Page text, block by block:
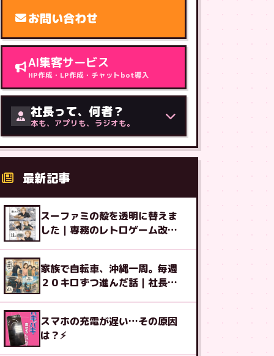
お問い合わせ
AI集客サービス
HP作成・LP作成・チャットbot導入
社長って、何者？
本も、アプリも、ラジオも。
最新記事
スーファミの殻を透明に替えま
した｜専務のレトロゲーム改造
家族で自転車、沖縄一周。毎週
２０キロずつ進んだ話｜社長ブ
スマホの充電が遅い…その原因
は？⚡